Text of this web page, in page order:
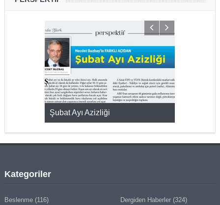
Şubat Ayı Azizliği
Kategoriler
Beslenme(116) Dergiden Haberler (324)